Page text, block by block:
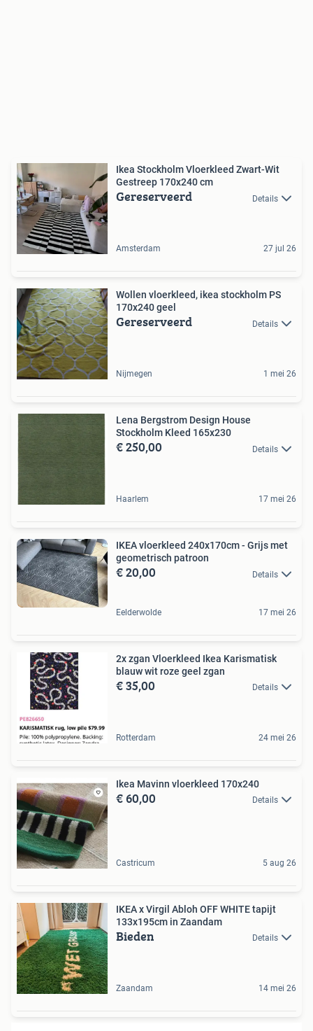
Ikea Stockholm Vloerkleed Zwart-Wit
Gestreep 170x240 cm
Gereserveerd Details
Amsterdam 27 jul 26
Wollen vloerkleed, ikea stockholm PS
170x240 geel
Gereserveerd Details
Nijmegen 1 mei 26
Lena Bergstrom Design House
Stockholm Kleed 165x230
€ 250,00 Details
Haarlem 17 mei 26
IKEA vloerkleed 240x170cm - Grijs met
geometrisch patroon
€ 20,00 Details
Eelderwolde 17 mei 26
2x zgan Vloerkleed Ikea Karismatisk
blauw wit roze geel zgan
€ 35,00 Details
Rotterdam 24 mei 26
Ikea Mavinn vloerkleed 170x240
€ 60,00 Details
Castricum 5 aug 26
IKEA x Virgil Abloh OFF WHITE tapijt
133x195cm in Zaandam
Bieden Details
Zaandam 14 mei 26